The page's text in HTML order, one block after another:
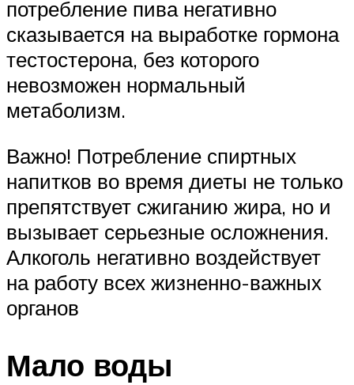
потребление пива негативно
сказывается на выработке гормона
тестостерона, без которого
невозможен нормальный
метаболизм.
Важно! Потребление спиртных
напитков во время диеты не только
препятствует сжиганию жира, но и
вызывает серьезные осложнения.
Алкоголь негативно воздействует
на работу всех жизненно-важных
органов
Мало воды